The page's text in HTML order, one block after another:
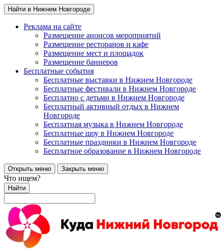
Найти в Нижнем Новгороде
Реклама на сайте
Размещение анонсов мероприятий
Размещение ресторанов и кафе
Размещение мест и площадок
Размещение баннеров
Бесплатные события
Бесплатные выставки в Нижнем Новгороде
Бесплатные фестивали в Нижнем Новгороде
Бесплатно с детьми в Нижнем Новгороде
Бесплатный активный отдых в Нижнем
Новгороде
Бесплатная музыка в Нижнем Новгороде
Бесплатные шоу в Нижнем Новгороде
Бесплатные праздники в Нижнем Новгороде
Бесплатное образование в Нижнем Новгороде
Открыть меню Закрыть меню
Что ищем?
Найти